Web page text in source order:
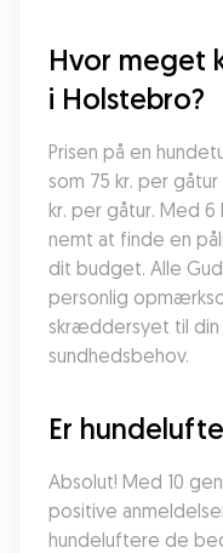
Hvor meget
i Holstebro?
Prisen på en
som 75 kr. per
kr. per gåtur. Med
nemt at finde en
dit budget. Alle
personlig
skræddersyet til din
sundhedsbehov.
Er
Absolut! Med 10
positive
hundeluftere de